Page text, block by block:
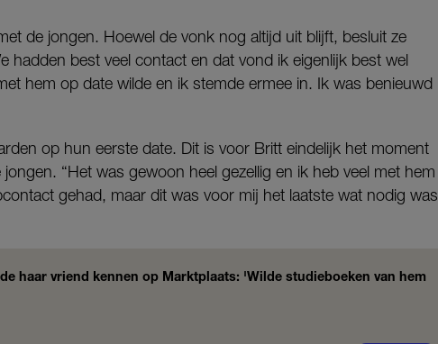
de jongen. Hoewel de vonk nog altijd uit blijft, besluit ze
hadden best veel contact en dat vond ik eigenlijk best wel
hem op date wilde en ik stemde ermee in. Ik was benieuwd
op hun eerste date. Dit is voor Britt eindelijk het moment
“Het was gewoon heel gezellig en ik heb veel met hem
gehad, maar dit was voor mij het laatste wat nodig was
haar vriend kennen op Marktplaats: 'Wilde studieboeken van hem